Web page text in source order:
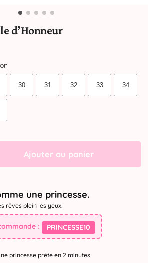
d’Honneur
30 31 32 33 34
Ajouter au panier
une princesse.
rêves plein les yeux.
: PRINCESSE10
princesse prête en 2 minutes